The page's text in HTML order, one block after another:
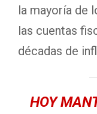
la mayoría de
las cuentas
décadas de
HOY